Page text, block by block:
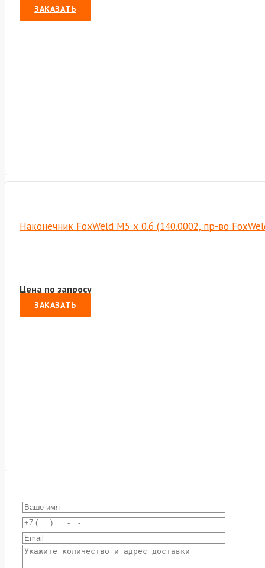
ЗАКАЗАТЬ
Наконечник FoxWeld M5 х 0.6 (140.0002, пр-во
Цена по запросу
ЗАКАЗАТЬ